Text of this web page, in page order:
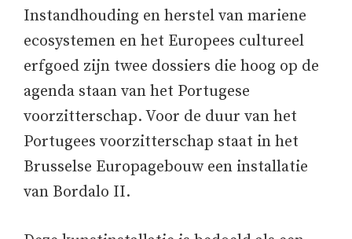
Instandhouding en herstel van mariene
ecosystemen en het Europees cultureel
erfgoed zijn twee dossiers die hoog op de
agenda staan van het Portugese
voorzitterschap. Voor de duur van het
Portugees voorzitterschap staat in het
Brusselse Europagebouw een installatie
van Bordalo II.